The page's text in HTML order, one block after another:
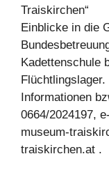
Traiskirchen“
Einblicke in die
Kadettenschule
Flüchtlingslager.
Informationen
0664/2024197,
museum-
traiskirchen.at .